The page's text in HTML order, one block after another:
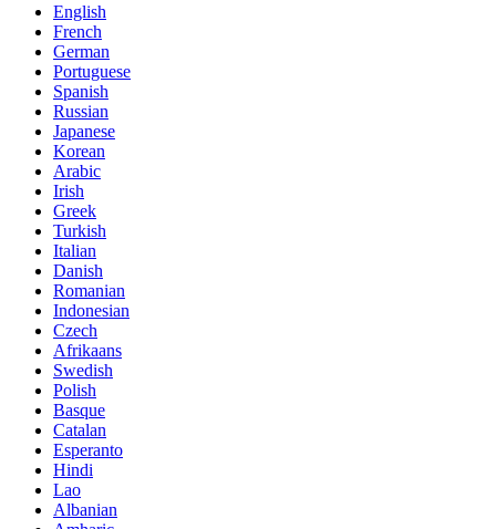
English
French
German
Portuguese
Spanish
Russian
Japanese
Korean
Arabic
Irish
Greek
Turkish
Italian
Danish
Romanian
Indonesian
Czech
Afrikaans
Swedish
Polish
Basque
Catalan
Esperanto
Hindi
Lao
Albanian